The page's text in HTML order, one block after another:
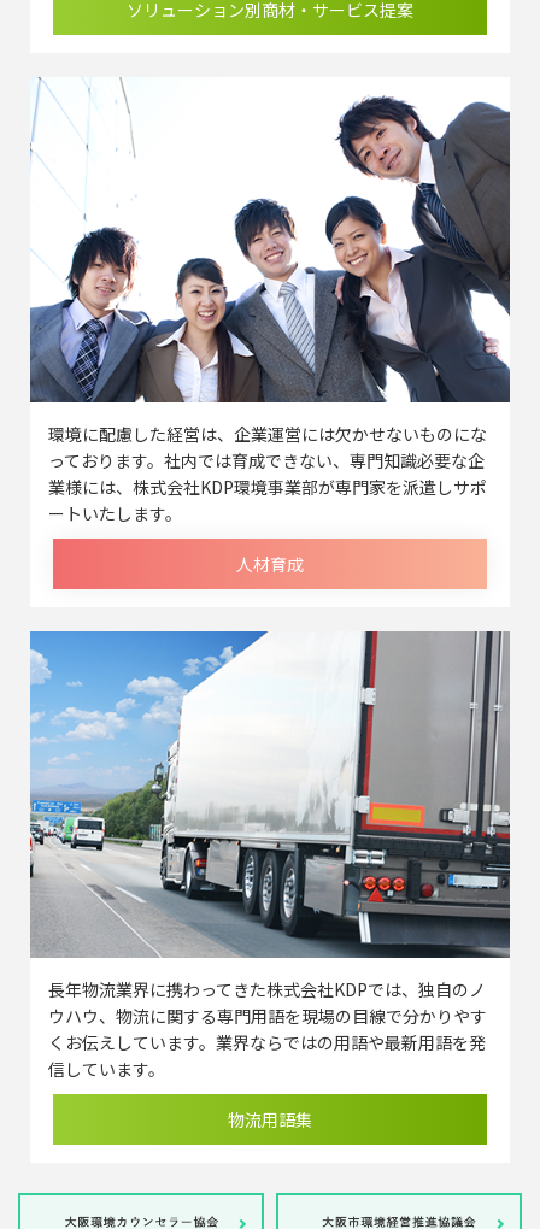
ソリューション別商材・サービス提案
環境に配慮した経営は、企業運営には欠かせないものにな
っております。社内では育成できない、専門知識必要な企
業様には、株式会社KDP環境事業部が専門家を派遣しサポ
ートいたします。
人材育成
長年物流業界に携わってきた株式会社KDPでは、独自のノ
ウハウ、物流に関する専門用語を現場の目線で分かりやす
くお伝えしています。業界ならではの用語や最新用語を発
信しています。
物流用語集